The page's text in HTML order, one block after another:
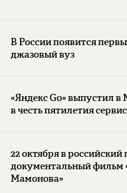
В России появится
джазовый вуз
«Яндекс Go» выпустил в
в честь пятилетия
22 октября в
документальный фильм
Мамонова»